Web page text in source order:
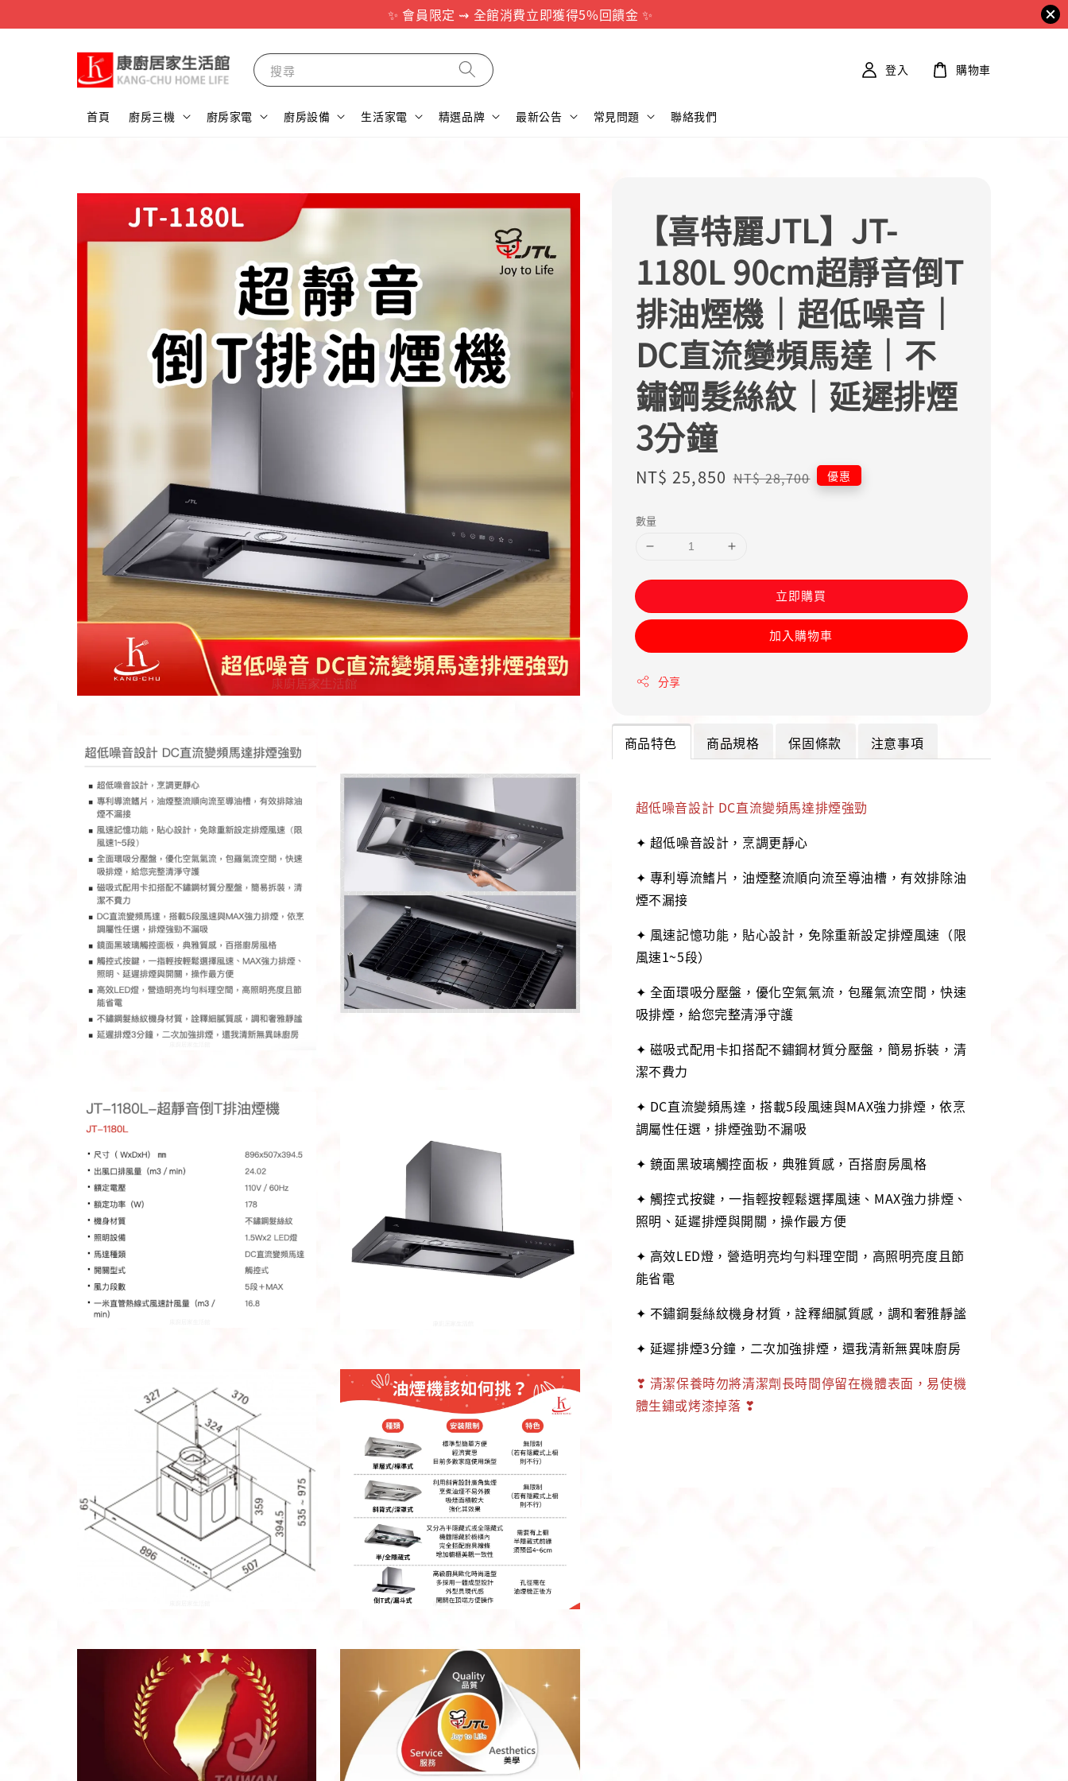
✨ 會員限定 ⇝ 全館消費立即獲得5%回饋金 ✨
搜尋
首頁 廚房三機 廚房家電 廚房設備 生活家電 精選品牌 最新公告 常見問題 聯絡我們
登入 購物車
【喜特麗JTL】JT-
1180L 90cm超靜音倒T
排油煙機｜超低噪音｜
DC直流變頻馬達｜不
鏽鋼髮絲紋｜延遲排煙
3分鐘
Sale
NT$ 25,850 Regular
NT$ 28,700 優惠
數量
立即購買
加入購物車
分享
商品特色 商品規格 保固條款 注意事項
超低噪音設計 DC直流變頻馬達排煙強勁
✦ 超低噪音設計，烹調更靜心
✦ 專利導流鰭片，油煙整流順向流至導油槽，有效排除油
煙不漏接
✦ 風速記憶功能，貼心設計，免除重新設定排煙風速（限
風速1~5段）
✦ 全面環吸分壓盤，優化空氣氣流，包羅氣流空間，快速
吸排煙，給您完整清淨守護
✦ 磁吸式配用卡扣搭配不鏽鋼材質分壓盤，簡易拆裝，清
潔不費力
✦ DC直流變頻馬達，搭載5段風速與MAX強力排煙，依烹
調屬性任選，排煙強勁不漏吸
✦ 鏡面黑玻璃觸控面板，典雅質感，百搭廚房風格
✦ 觸控式按鍵，一指輕按輕鬆選擇風速、MAX強力排煙、
照明、延遲排煙與開關，操作最方便
✦ 高效LED燈，營造明亮均勻料理空間，高照明亮度且節
能省電
✦ 不鏽鋼髮絲紋機身材質，詮釋細膩質感，調和奢雅靜謐
✦ 延遲排煙3分鐘，二次加強排煙，還我清新無異味廚房
❣ 清潔保養時勿將清潔劑長時間停留在機體表面，易使機
體生鏽或烤漆掉落 ❣